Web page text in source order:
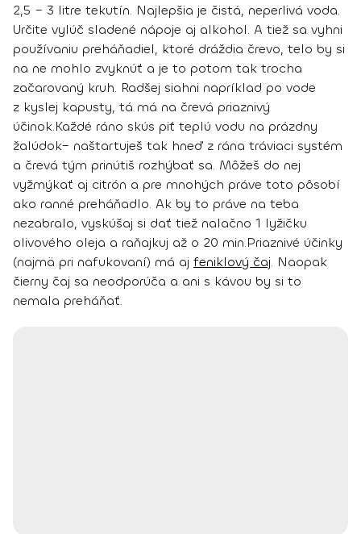
2,5 – 3 litre tekutín. Najlepšia je čistá, neperlivá voda.
Určite vylúč sladené nápoje aj alkohol. A tiež sa vyhni
používaniu preháňadiel, ktoré dráždia črevo, telo by si
na ne mohlo zvyknúť a je to potom tak trocha
začarovaný kruh. Radšej siahni napríklad po vode
z kyslej kapusty, tá má na črevá priaznivý
účinok.Každé ráno skús piť teplú vodu na prázdny
žalúdok– naštartuješ tak hneď z rána tráviaci systém
a črevá tým prinútiš rozhýbať sa. Môžeš do nej
vyžmýkať aj citrón a pre mnohých práve toto pôsobí
ako ranné preháňadlo. Ak by to práve na teba
nezabralo, vyskúšaj si dať tiež nalačno 1 lyžičku
olivového oleja a raňajkuj až o 20 min.Priaznivé účinky
(najmä pri nafukovaní) má aj feniklový čaj. Naopak
čierny čaj sa neodporúča a ani s kávou by si to
nemala preháňať.